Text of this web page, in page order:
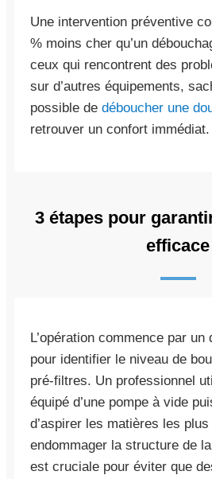
Une intervention préventive
% moins cher qu’un
ceux qui rencontrent des
sur d’autres équipements,
possible de déboucher une
retrouver un confort immédiat.
3 étapes pour
efficace
L’opération commence par
pour identifier le niveau de
pré-filtres. Un professionnel
équipé d’une pompe à vide
d’aspirer les matières les
endommager la structure de
est cruciale pour éviter que